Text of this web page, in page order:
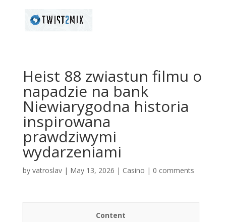
Heist 88 zwiastun filmu o
napadzie na bank
Niewiarygodna historia
inspirowana
prawdziwymi
wydarzeniami
by vatroslav| May 13, 2026 | Casino | 0 comments
Content